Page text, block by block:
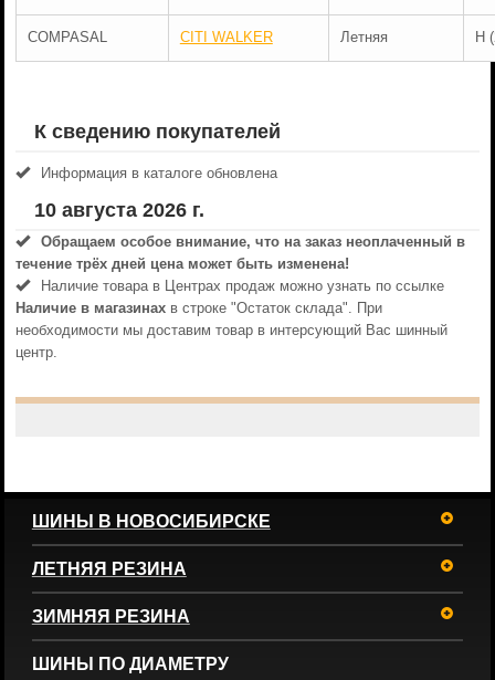
COMPASAL CITI WALKER Летняя H
К сведению покупателей
Информация в каталоге обновлена
10 августа 2026 г.
Обращаем особое внимание, что на заказ неоплаченный в
течениe трёх дней цена может быть изменена!
Наличие товара в Центрах продаж можно узнать по ссылке
Наличие в магазинахв строке "Остаток склада". При
необходимости мы доставим товар в интерсующий Вас шинный
центр.
ШИНЫ В НОВОСИБИРСКЕ
ЛЕТНЯЯ РЕЗИНА
ЗИМНЯЯ РЕЗИНА
ШИНЫ ПО ДИАМЕТРУ